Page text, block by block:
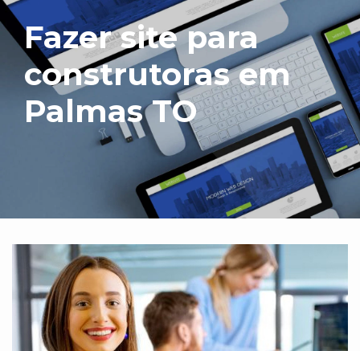
Fazer site para
construtoras em
Palmas TO